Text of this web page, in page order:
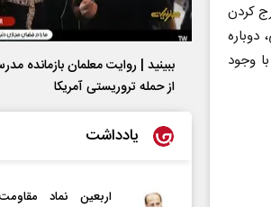
کردن
وجود
ببینید | روایت معلمان بازمانده
از حمله تروریستی آمریکا
یادداشت
نماد مقاومت در برابر
از باتلاق